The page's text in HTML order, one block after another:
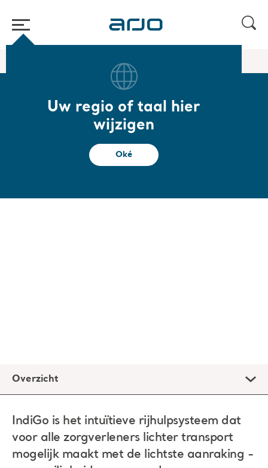
Uw regio of taal hier
wijzigen
Oké
/ IndiGo
IndiGo
Intuïtieve rijhulp voor uw Enterprise- of
Overzicht
IndiGo is het intuïtieve rijhulpsysteem dat
voor alle zorgverleners lichter transport
mogelijk maakt met de lichtste aanraking -